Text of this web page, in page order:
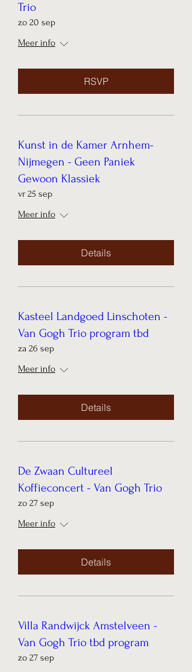
Trio
zo 20 sep
Meer info
RSVP
Kunst in de Kamer Arnhem-
Nijmegen - Geen Paniek
Gewoon Klassiek
vr 25 sep
Meer info
Details
Kasteel Landgoed Linschoten -
Van Gogh Trio program tbd
za 26 sep
Meer info
Details
De Zwaan Cultureel
Koffieconcert - Van Gogh Trio
zo 27 sep
Meer info
Details
Villa Randwijck Amstelveen -
Van Gogh Trio tbd program
zo 27 sep